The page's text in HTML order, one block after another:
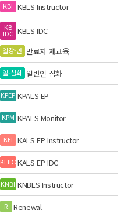
KBI KBLS Instructor
KB
IDC KBLS IDC
일강-만 만료자 재교육
일-심화 일반인 심화
KPEP KPALS EP
KPM KPALS Monitor
KEI KALS EP Instructor
KEIDCKALS EP IDC
KNBI KNBLS Instructor
R Renewal